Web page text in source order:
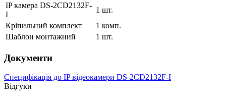
IP камера DS-2CD2132F-
I
1 шт.
Кріпильний комплект
1 комп.
Шаблон монтажний
1 шт.
Документи
Специфікація до IP відеокамери DS-2CD2132F-I
Відгуки